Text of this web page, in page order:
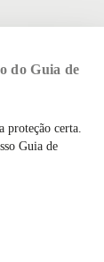
do Guia de
proteção certa.
Guia de